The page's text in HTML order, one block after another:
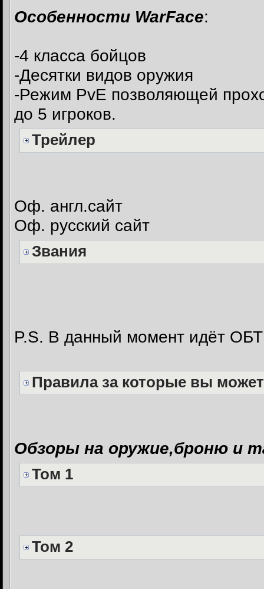
Особенности WarFace:
-4 класса бойцов
-Десятки видов оружия
-Режим PvE позволяющей
до 5 игроков.
Трейлер
Оф. англ.сайт
Оф. русский сайт
Звания
P.S. В данный момент идёт
Правила за которые вы
Обзоры на оружие,броню и
Том 1
Том 2